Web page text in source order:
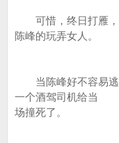
可惜，终日打雁，
陈峰的玩弄女人。
当陈峰好不容易逃
一个酒驾司机给当
场撞死了。